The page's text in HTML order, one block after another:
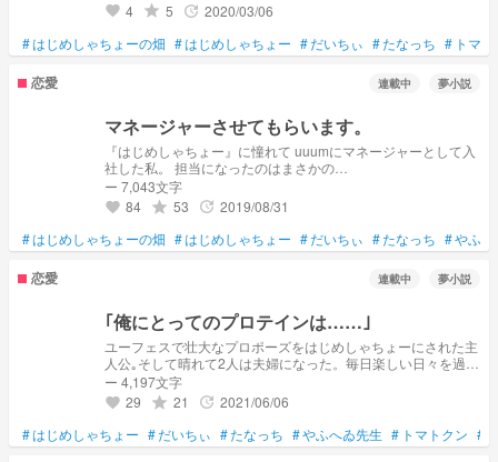
きになって、告白も……。 本当に毎日みんなと遊ぶのが楽し
くて、嫌なことがあっても忘れられた。 今はそうじゃないけ
れど、 YouTubeを見れば 前と同じように…忘れられる。
favorite 4 grade 5 update 2020/03/06
#はじめしゃちょーの畑 #はじめしゃちょー #だいちぃ #たなっち # トマ
恋愛 連載中 夢小説
マネージャーさせてもらいます。
『はじめしゃちょー』に憧れて uuumにマネージャーとして入
社した私。 担当になったのはまさかの…
ー 7,043文字
favorite 84 grade 53 update 2019/08/31
#はじめしゃちょーの畑 #はじめしゃちょー #だいちぃ #たなっち #やふ
恋愛 連載中 夢小説
｢俺にとってのプロテインは……｣
ユーフェスで壮大なプロポーズをはじめしゃちょーにされた主
人公｡そして晴れて2人は夫婦になった。毎日楽しい日々を過ご
していた2人だがあるきっかけで亀裂が入り始める… ※この物
語はフィクションです。 登場人物とは一切関係はありませ
ん。
ー 4,197文字
favorite 29 grade 21 update 2021/06/06
#はじめしゃちょー #だいちぃ #たなっち #やふへゐ先生 # トマトクン #